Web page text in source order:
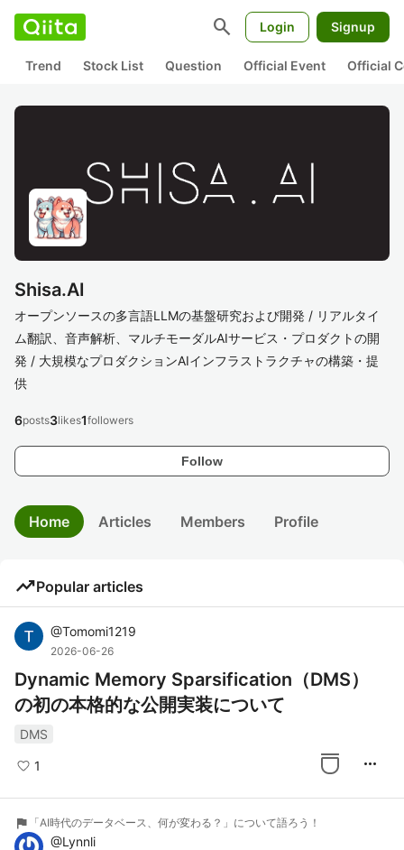
search Login Signup
Trend Stock List Question Official Event Official
Shisa.AI
オープンソースの​多言語LLM​の​基盤研究および​開発 / リアルタイ
ム翻訳、​音声解析、​マルチモーダルAIサービス・プロダクトの​開
発 / 大規模な​プロダクションAIインフラストラクチャの​構築・提
供
Follow
6posts3likes1followers
Home Articles Members Profile
trending_upPopular articles
@Tomomi1219
2026-06-26
Dynamic Memory Sparsification（DMS）
の初の本格的な公開実装について
DMS
1 more_horiz
flag 「AI時代のデータベース、何が変わる？」について語ろう！
@Lynnli